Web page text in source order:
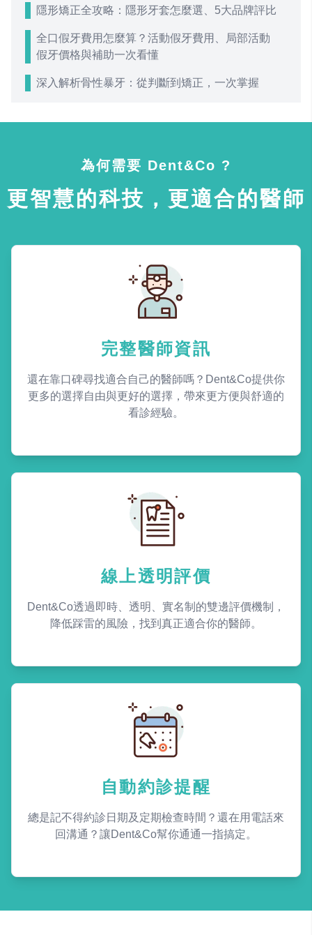
隱形矯正全攻略：隱形牙套怎麼選、5大品牌評比
全口假牙費用怎麼算？活動假牙費用、局部活動
假牙價格與補助一次看懂
深入解析骨性暴牙：從判斷到矯正，一次掌握
為何需要 Dent&Co ?
更智慧的科技，更適合的醫師
完整醫師資訊
還在靠口碑尋找適合自己的醫師嗎？Dent&Co提供你
更多的選擇自由與更好的選擇，帶來更方便與舒適的
看診經驗。
線上透明評價
Dent&Co透過即時、透明、實名制的雙邊評價機制，
降低踩雷的風險，找到真正適合你的醫師。
自動約診提醒
總是記不得約診日期及定期檢查時間？還在用電話來
回溝通？讓Dent&Co幫你通通一指搞定。